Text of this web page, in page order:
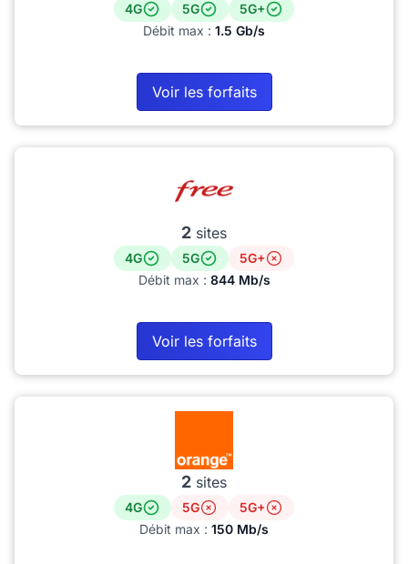
4G 5G
5G+
Débit max : 1.5 Gb/s
Voir les forfaits
2 sites
4G 5G
5G+
Débit max : 844 Mb/s
Voir les forfaits
2 sites
4G 5G
5G+
Débit max : 150 Mb/s